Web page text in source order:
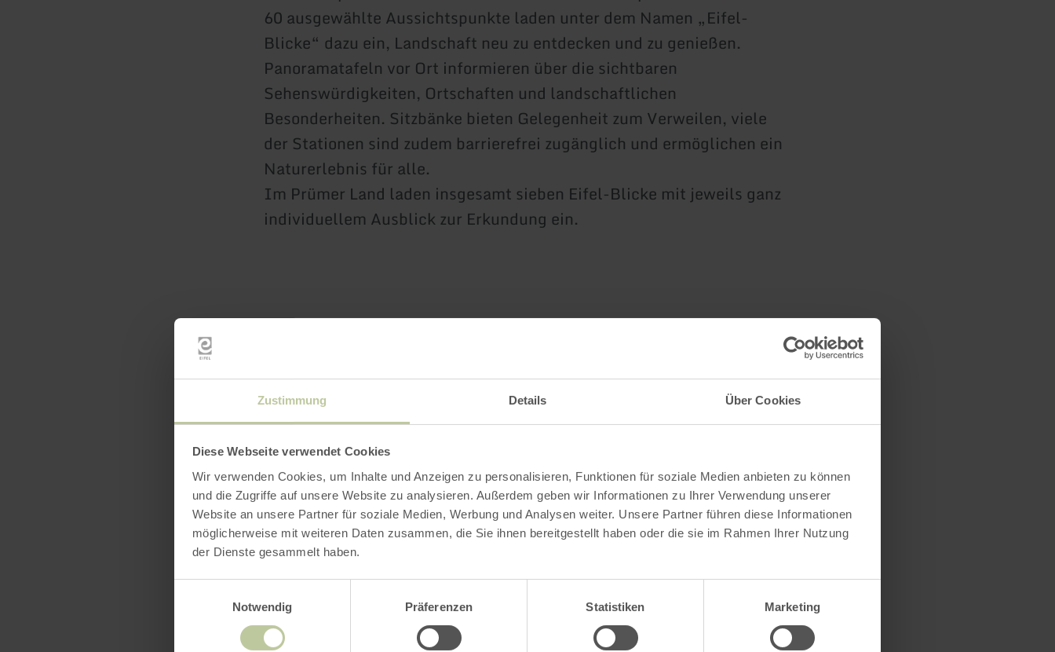
Zustimmung Details Über Cookies
Diese Webseite verwendet Cookies
Wir verwenden Cookies, um Inhalte und Anzeigen zu personalisieren, Funktionen für soziale Medien anbieten zu können
und die Zugriffe auf unsere Website zu analysieren. Außerdem geben wir Informationen zu Ihrer Verwendung unserer
Website an unsere Partner für soziale Medien, Werbung und Analysen weiter. Unsere Partner führen diese Informationen
möglicherweise mit weiteren Daten zusammen, die Sie ihnen bereitgestellt haben oder die sie im Rahmen Ihrer Nutzung
der Dienste gesammelt haben.
Notwendig
Präferenzen Statistiken Marketing
60 ausgewählte Aussichtspunkte laden unter dem Namen „Eifel-
Blicke“ dazu ein, Landschaft neu zu entdecken und zu genießen.
Panoramatafeln vor Ort informieren über die sichtbaren
Sehenswürdigkeiten, Ortschaften und landschaftlichen
Besonderheiten. Sitzbänke bieten Gelegenheit zum Verweilen, viele
der Stationen sind zudem barrierefrei zugänglich und ermöglichen ein
Naturerlebnis für alle.
Im Prümer Land laden insgesamt sieben Eifel-Blicke mit jeweils ganz
individuellem Ausblick zur Erkundung ein.
Weitere Infos
Öffnungszeiten
Impressionen